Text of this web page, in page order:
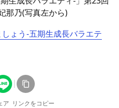
那乃(写真左から)
ょう-五期生成長バラエテ
ア リンクをコピー